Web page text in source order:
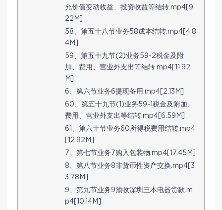
允价值变动收益、投资收益等结转.mp4[9.
22M]
58、第五十八节业务58成本结转.mp4[4.8
4M]
59、第五十九节(2)业务59-2税金及附
加、费用、营业外支出等结转.mp4[11.92
M]
6、第六节业务6提现备用.mp4[2.13M]
60、第五十九节(1)业务59-1税金及附加、
费用、营业外支出等结转.mp4[6.59M]
61、第六十节业务60所得税费用结转.mp4
[12.92M]
7、第七节业务7购入包装物.mp4[17.45M]
8、第八节业务8非货币性资产交换.mp4[3
3.78M]
9、第九节业务9预收深圳三本电器货款.m
p4[10.14M]